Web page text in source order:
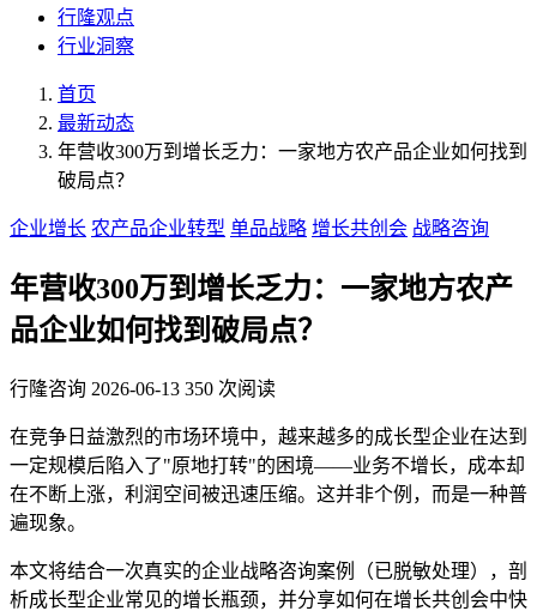
行隆观点
行业洞察
首页
最新动态
年营收300万到增长乏力：一家地方农产品企业如何找到
破局点？
企业增长 农产品企业转型 单品战略 增长共创会 战略咨询
年营收300万到增长乏力：一家地方农产
品企业如何找到破局点？
行隆咨询 2026-06-13 350 次阅读
在竞争日益激烈的市场环境中，越来越多的成长型企业在达到
一定规模后陷入了"原地打转"的困境——业务不增长，成本却
在不断上涨，利润空间被迅速压缩。这并非个例，而是一种普
遍现象。
本文将结合一次真实的企业战略咨询案例（已脱敏处理），剖
析成长型企业常见的增长瓶颈，并分享如何在增长共创会中快